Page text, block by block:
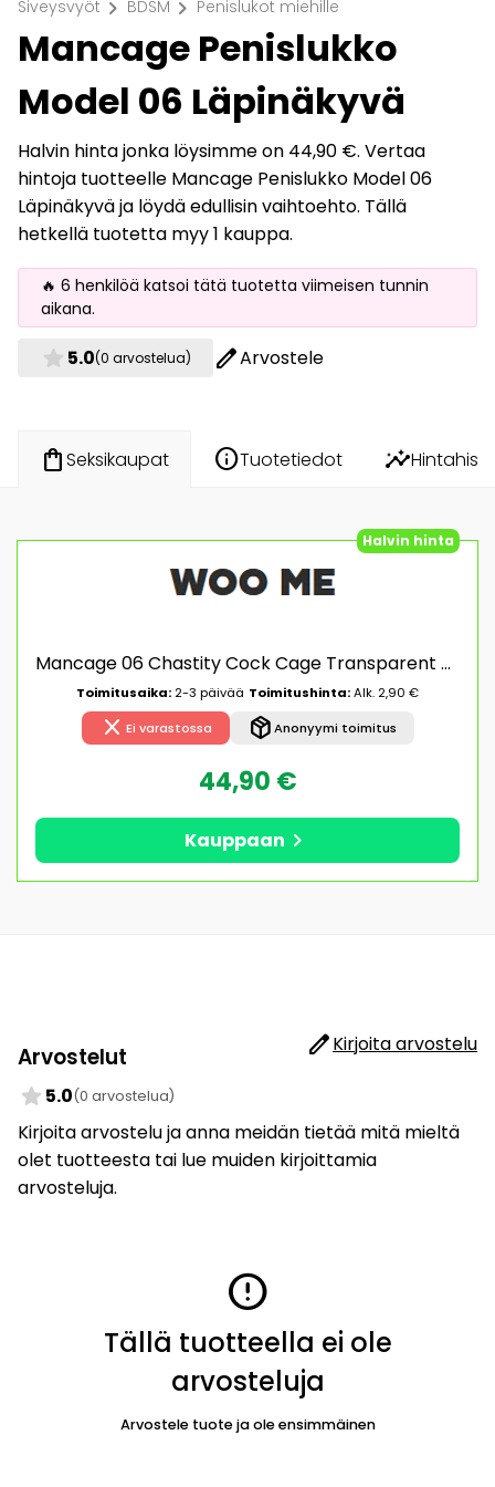
Siveysvyöt chevron_right BDSM chevron_right Penislukot miehille
Mancage Penislukko
Model 06 Läpinäkyvä
Halvin hinta jonka löysimme on 44,90 €. Vertaa
hintoja tuotteelle Mancage Penislukko Model 06
Läpinäkyvä ja löydä edullisin vaihtoehto. Tällä
hetkellä tuotetta myy 1 kauppa.
🔥 6 henkilöä katsoi tätä tuotetta viimeisen tunnin
aikana.
star 5.0(0 arvostelua) editArvostele
shopping_bagSeksikaupat infoTuotetiedot insights
Halvin hinta
Mancage 06 Chastity Cock Cage Transparent Siveyshäkki
Toimitusaika: 2-3 päivää Toimitushinta:Alk. 2,90 €
close Ei varastossa package_2Anonyymi toimitus
44,90 €
Kauppaan chevron_right
Arvostelut editKirjoita arvostelu
star 5.0(0 arvostelua)
Kirjoita arvostelu ja anna meidän tietää mitä mieltä
olet tuotteesta tai lue muiden kirjoittamia
arvosteluja.
error
Tällä tuotteella ei ole
arvosteluja
Arvostele tuote ja ole ensimmäinen